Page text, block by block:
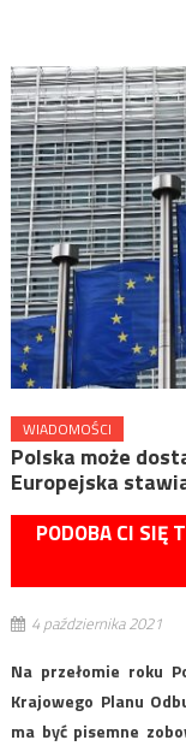
WIADOMOŚCI
Polska może
Europejska
PODOBA CI SIĘ
4 października 2021
Na przełomie roku
Krajowego Planu
ma być pisemne